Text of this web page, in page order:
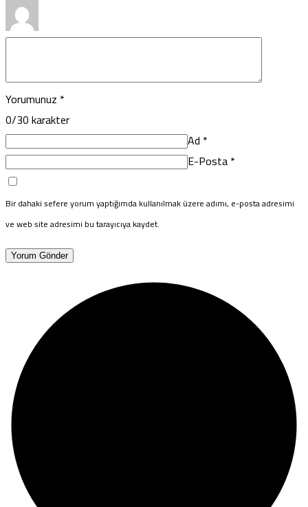
Yorumunuz *
0/30 karakter
Ad *
E-Posta*
Bir dahaki sefere yorum yaptığımda kullanılmak üzere adımı, e-posta adresimi
ve web site adresimi bu tarayıcıya kaydet.
Yorum Gönder